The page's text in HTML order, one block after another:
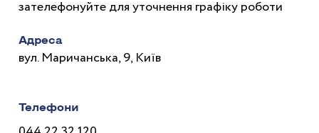
зателефонуйте для уточнення графіку роботи
Адреса
вул. Маричанська, 9, Київ
Телефони